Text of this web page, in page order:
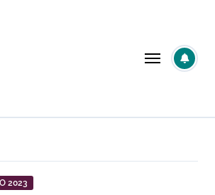
2023